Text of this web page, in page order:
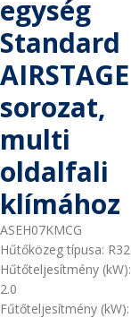
egység
Standard
AIRSTAGE
sorozat,
multi
oldalfali
klímához
ASEH07KMCG
Hűtőközeg típusa: R32
Hűtőteljesítmény (kW):
2.0
Fűtőteljesítmény (kW):